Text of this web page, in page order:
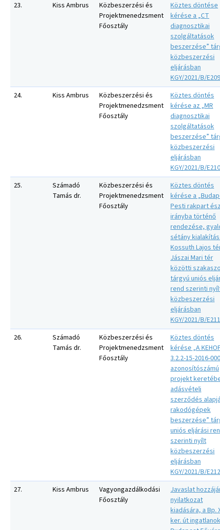
23.
Kiss Ambrus
Közbeszerzési és
Projektmenedzsment
Főosztály
Köztes döntése
kérése a „CT
diagnosztikai
szolgáltatások
beszerzése”
közbeszerzési
eljárásban
KGY/2021/B/E209
24.
Kiss Ambrus
Közbeszerzési és
Projektmenedzsment
Főosztály
Köztes döntés
kérése az „MR
diagnosztikai
szolgáltatások
beszerzése”
közbeszerzési
eljárásban
KGY/2021/B/E210
25.
Számadó
Tamás dr.
Közbeszerzési és
Projektmenedzsment
Főosztály
Köztes döntés
kérése a
Pesti rakpart
irányba történő
rendezése,
sétány
Kossuth Lajos
Jászai Mari tér
közötti
tárgyú uniós
rend szerinti
közbeszerzési
eljárásban
KGY/2021/B/E211
26.
Számadó
Tamás dr.
Közbeszerzési és
Projektmenedzsment
Főosztály
Köztes döntés
kérése „A
3.2.2-15-2016-
azonosítószámú
projekt
adásvételi
szerződés
rakodógépek
beszerzése”
uniós eljárási
szerinti nyílt
közbeszerzési
eljárásban
KGY/2021/B/E212
27.
Kiss Ambrus
Vagyongazdálkodási
Főosztály
Javaslat
nyilatkozat
kiadására, a Bp.
ker. út ingatlanok